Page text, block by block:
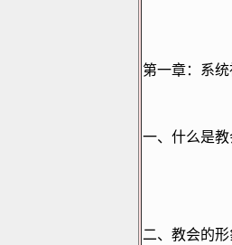
第一章：系
一、什么是教
二、教会的